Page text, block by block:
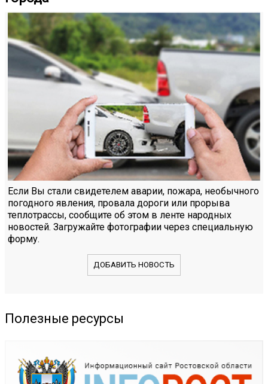
Если Вы стали свидетелем аварии, пожара, необычного
погодного явления, провала дороги или прорыва
теплотрассы, сообщите об этом в ленте народных
новостей. Загружайте фотографии через специальную
форму.
ДОБАВИТЬ НОВОСТЬ
Полезные ресурсы